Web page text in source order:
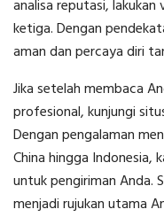
analisa reputasi,
ketiga. Dengan
aman dan percaya diri
Jika setelah membaca
profesional, kunjungi
Dengan pengalaman
China hingga Indonesia,
untuk pengiriman Anda.
menjadi rujukan utama